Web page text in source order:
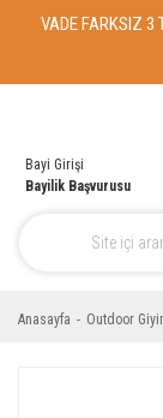
VADE FARKSIZ 3
Bayi Girişi
Bayilik Başvurusu
Anasayfa Outdoor